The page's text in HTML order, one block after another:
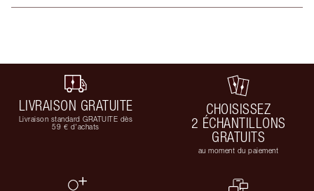
LIVRAISON GRATUITE
Livraison standard GRATUITE dès
59 € d'achats
CHOISISSEZ
2 ÉCHANTILLONS
GRATUITS
au moment du paiement